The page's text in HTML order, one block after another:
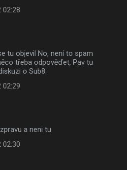
02:28
tu objevil No, není to spam
třeba odpověďet, Pav tu
o Sub8.
02:29
a neni tu
02:30